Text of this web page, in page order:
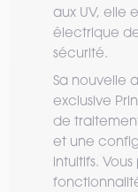
aux UV, elle
électrique
sécurité.
Sa nouvelle
exclusive
de
et une
intuitifs.